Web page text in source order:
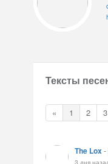
Тексты
« 1 2 3
The Lox-
3 дня